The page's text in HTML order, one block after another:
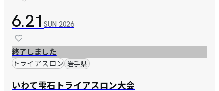
6.21 SUN 2026
終了しました
トライアスロン 岩手県
いわて雫石トライアスロン大会